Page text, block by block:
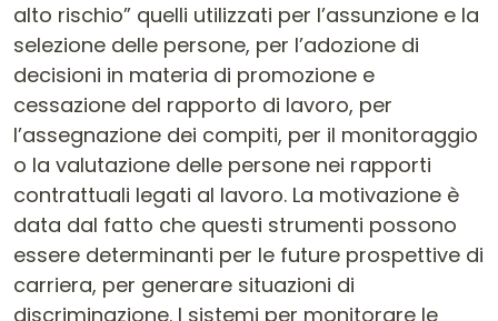
alto rischio” quelli utilizzati per l’assunzione e la
selezione delle persone, per l’adozione di
decisioni in materia di promozione e
cessazione del rapporto di lavoro, per
l’assegnazione dei compiti, per il monitoraggio
o la valutazione delle persone nei rapporti
contrattuali legati al lavoro. La motivazione è
data dal fatto che questi strumenti possono
essere determinanti per le future prospettive di
carriera, per generare situazioni di
discriminazione. I sistemi per monitorare le